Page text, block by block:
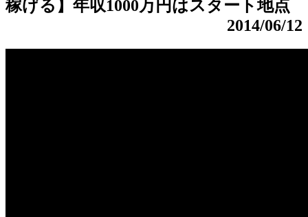
稼げる】年収1000万円はスタート地点
2014/06/12